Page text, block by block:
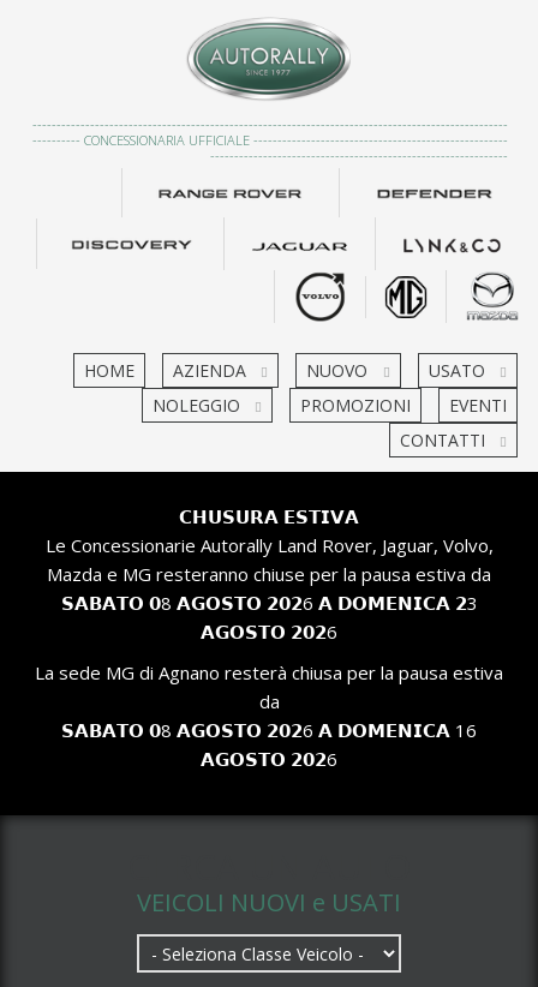
---------------------------------------------------------------------------------------------------
---------- CONCESSIONARIA UFFICIALE -----------------------------------------------------
--------------------------------------------------------------
HOME AZIENDA NUOVO
USATO
NOLEGGIO
PROMOZIONI
EVENTI
CONTATTI
𝗖𝗛𝗨𝗦𝗨𝗥𝗔 𝗘𝗦𝗧𝗜𝗩𝗔
Le Concessionarie Autorally Land Rover, Jaguar, Volvo,
Mazda e MG resteranno chiuse per la pausa estiva da
𝗦𝗔𝗕𝗔𝗧𝗢 𝟬8 𝗔𝗚𝗢𝗦𝗧𝗢 𝟮𝟬𝟮6 𝗔 𝗗𝗢𝗠𝗘𝗡𝗜𝗖𝗔 𝟮3
𝗔𝗚𝗢𝗦𝗧𝗢 𝟮𝟬𝟮6
La sede MG di Agnano resterà chiusa per la pausa estiva
da
𝗦𝗔𝗕𝗔𝗧𝗢 𝟬8 𝗔𝗚𝗢𝗦𝗧𝗢 𝟮𝟬𝟮6 𝗔 𝗗𝗢𝗠𝗘𝗡𝗜𝗖𝗔 16
𝗔𝗚𝗢𝗦𝗧𝗢 𝟮𝟬𝟮6
VEICOLI NUOVI e USATI